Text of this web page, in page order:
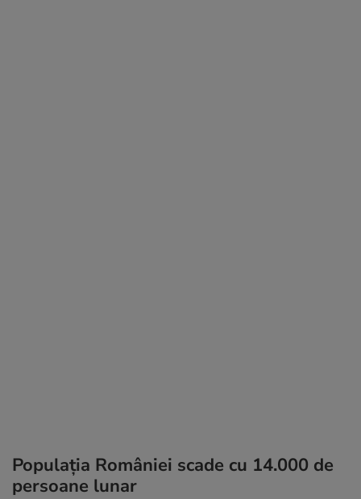
Populaţia României scade cu 14.000 de
persoane lunar